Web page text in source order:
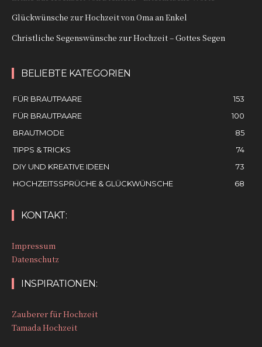
Glückwünsche zur Hochzeit von Oma an Enkel
Christliche Segenswünsche zur Hochzeit – Gottes Segen
BELIEBTE KATEGORIEN
FÜR BRAUTPAARE
153
FÜR BRAUTPAARE
100
BRAUTMODE
85
TIPPS & TRICKS
74
DIY UND KREATIVE IDEEN
73
HOCHZEITSSPRÜCHE & GLÜCKWÜNSCHE
68
KONTAKT:
Impressum
Datenschutz
INSPIRATIONEN:
Zauberer für Hochzeit
Tamada Hochzeit